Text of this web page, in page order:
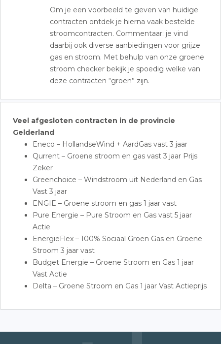
Om je een voorbeeld te geven van huidige
contracten ontdek je hierna vaak bestelde
stroomcontracten. Commentaar: je vind
daarbij ook diverse aanbiedingen voor grijze
gas en stroom. Met behulp van onze groene
stroom checker bekijk je spoedig welke van
deze contracten “groen” zijn.
Veel afgesloten contracten in de provincie
Gelderland
Eneco – HollandseWind + AardGas vast 3 jaar
Qurrent – Groene stroom en gas vast 3 jaar Prijs
Zeker
Greenchoice – Windstroom uit Nederland en Gas
Vast 3 jaar
ENGIE – Groene stroom en gas 1 jaar vast
Pure Energie – Pure Stroom en Gas vast 5 jaar
Actie
EnergieFlex – 100% Sociaal Groen Gas en Groene
Stroom 3 jaar vast
Budget Energie – Groene Stroom en Gas 1 jaar
Vast Actie
Delta – Groene Stroom en Gas 1 jaar Vast Actieprijs